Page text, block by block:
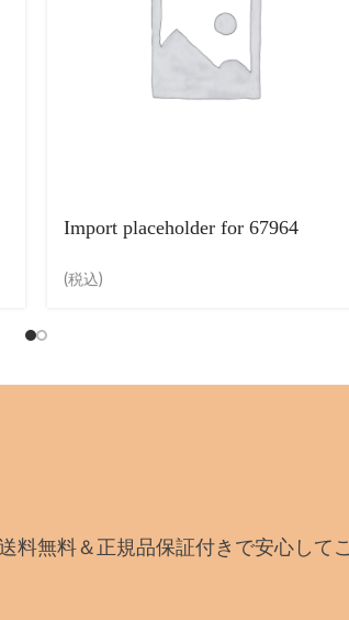
Import placeholder for 67964
(税込)
無料＆正規品保証付きで安心して